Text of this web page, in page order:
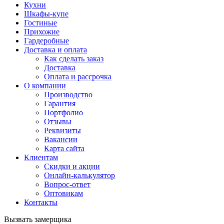
Кухни
Шкафы-купе
Гостиные
Прихожие
Гардеробные
Доставка и оплата
Как сделать заказ
Доставка
Оплата и рассрочка
О компании
Производство
Гарантия
Портфолио
Отзывы
Реквизиты
Вакансии
Карта сайта
Клиентам
Скидки и акции
Онлайн-калькулятор
Вопрос-ответ
Оптовикам
Контакты
Вызвать замерщика